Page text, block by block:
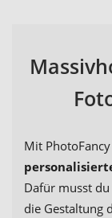
Mit
Dafür musst
die Gestaltung